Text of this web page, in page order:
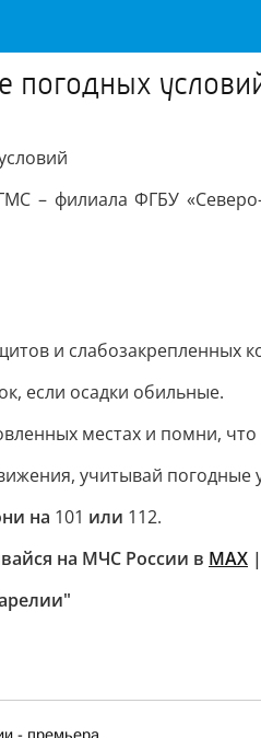
погодных
– филиала ФГБУ
и слабозакрепленных
если осадки обильные.
местах и помни,
учитывай погодные
на 101 или 112.
на МЧС России в MAX |